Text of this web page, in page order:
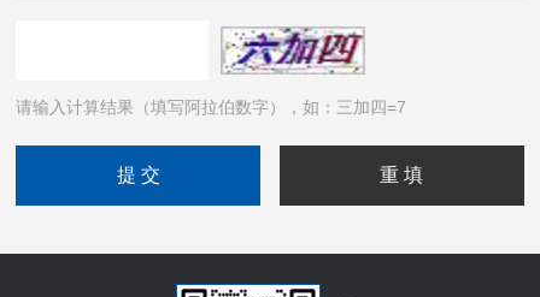
请输入计算结果（填写阿拉伯数字），如：三加四=7